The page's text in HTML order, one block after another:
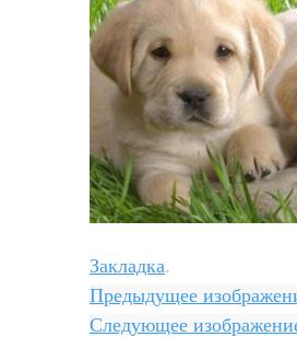
Закладка.
Предыдущее
Следующее